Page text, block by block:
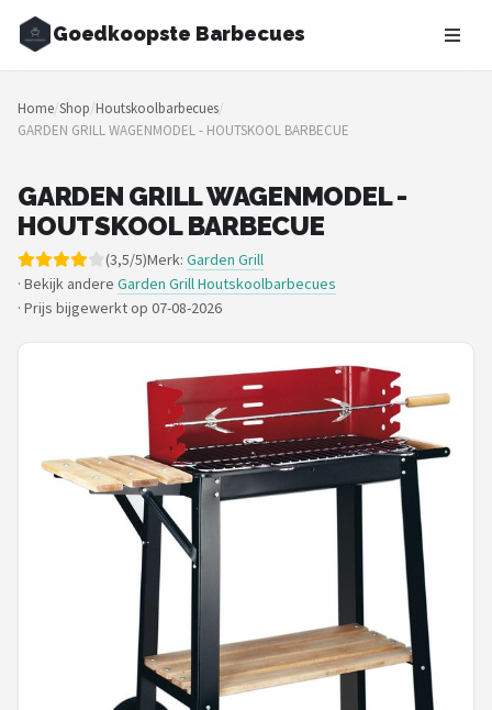
Goedkoopste Barbecues
Zoeken
NAVIGATIE
Merken
Blog
Recepten
Goedkoopste BBQ's
Gasbarbecues
Houtskoolbarbecues
POPULAIRE MERKEN
Barbecook
Home/Shop/Houtskoolbarbecues/
GARDEN GRILL WAGENMODEL - HOUTSKOOL BARBECUE
GARDEN GRILL WAGENMODEL -
HOUTSKOOL BARBECUE
(3,5/5)Merk: Garden Grill
· Bekijk andere Garden Grill Houtskoolbarbecues
· Prijs bijgewerkt op 07-08-2026